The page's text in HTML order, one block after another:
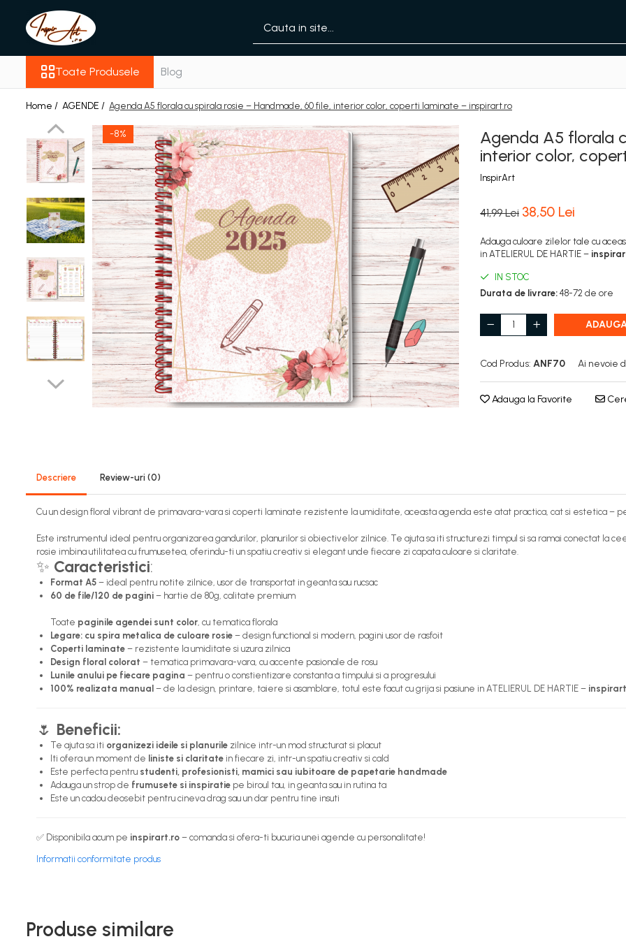
Toate Produsele
AGENDE
BLOCNOTES/MEMO PADS/
NOTEPADS
PLANNERE MAGNETICE ȘI
ORGANIZATOARE
REUTILIZABILE
Noutati
Despre mine
BLOG
Toate Produsele Blog
Home / AGENDE / Agenda A5 florala cu spirala rosie – Handmade, 60 file, interior color, coperti laminate – inspirart.ro
Agenda A5 florala
interior color,
InspirArt
-8%
41,99 Lei 38,50 Lei
Adauga culoare zilelor tale cu
in ATELIERUL DE HARTIE –
IN STOC
Durata de livrare: 48-72 de ore
Cod Produs: ANF70 Ai nevoie
Adauga la Favorite
Descriere Review-uri (0)
Cu un design floral vibrant de primavara-vara si coperti laminate rezistente la umiditate, aceasta agenda este atat practica, cat si estetica –
Este instrumentul ideal pentru organizarea gandurilor, planurilor si obiectivelor zilnice. Te ajuta sa iti structurezi timpul si sa ramai conectat la
rosie imbina utilitatea cu frumusetea, oferindu-ti un spatiu creativ si elegant unde fiecare zi capata culoare si claritate.
✨ Caracteristici:
Format A5 – ideal pentru notite zilnice, usor de transportat in geanta sau rucsac
60 de file/120 de pagini – hartie de 80g, calitate premium
Toate paginile agendei sunt color, cu tematica florala
Legare: cu spira metalica de culoare rosie – design functional si modern, pagini usor de rasfoit
Coperti laminate – rezistente la umiditate si uzura zilnica
Design floral colorat – tematica primavara-vara, cu accente pasionale de rosu
Lunile anului pe fiecare pagina – pentru o constientizare constanta a timpului si a progresului
100% realizata manual – de la design, printare, taiere si asamblare, totul este facut cu grija si pasiune in ATELIERUL DE HARTIE –
🌷 Beneficii:
Te ajuta sa iti organizezi ideile si planurile zilnice intr-un mod structurat si placut
Iti ofera un moment de liniste si claritate in fiecare zi, intr-un spatiu creativ si cald
Este perfecta pentru studenti, profesionisti, mamici sau iubitoare de papetarie handmade
Adauga un strop de frumusete si inspiratie pe biroul tau, in geanta sau in rutina ta
Este un cadou deosebit pentru cineva drag sau un dar pentru tine insuti
✅ Disponibila acum pe inspirart.ro – comanda si ofera-ti bucuria unei agende cu personalitate!
Informatii conformitate produs
Produse similare